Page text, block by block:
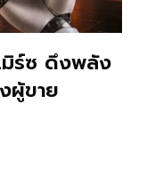
มิร์ซ ดึงพลัง
ผู้ขาย